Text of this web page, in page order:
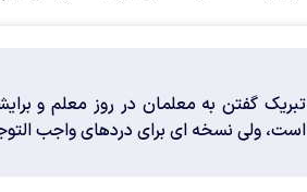
تبریک گفتن به معلمان در روز معلم و
است، ولی نسخه ای برای دردهای واجب